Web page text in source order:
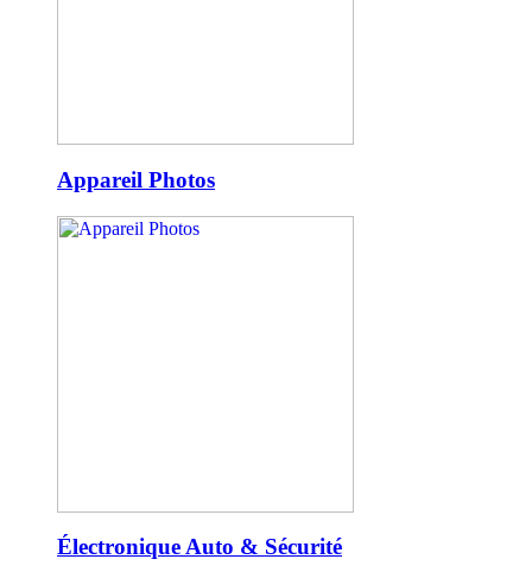
Appareil Photos
Électronique Auto & Sécurité